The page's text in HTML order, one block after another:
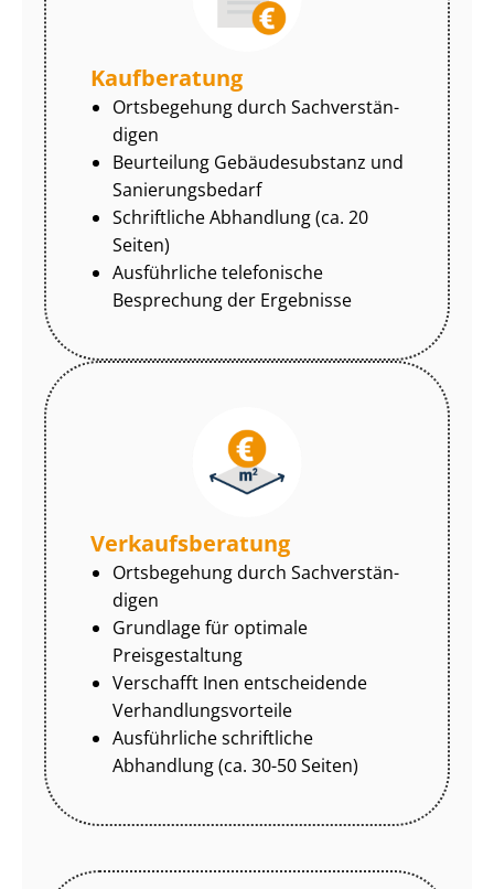
Kaufberatung
Ortsbegehung durch Sach­ver­stän­
di­gen
Beurteilung Gebäudesubstanz und
Sa­nie­rungs­be­darf
Schriftliche Abhandlung (ca. 20
Seiten)
Ausführliche telefonische
Besprechung der Ergebnisse
Ver­kaufs­be­ra­tung
Ortsbegehung durch Sach­ver­stän­
di­gen
Grundlage für optimale
Preisgestaltung
Verschafft Inen entscheidende
Ver­hand­lungs­vor­tei­le
Ausführliche schriftliche
Abhandlung (ca. 30-50 Seiten)